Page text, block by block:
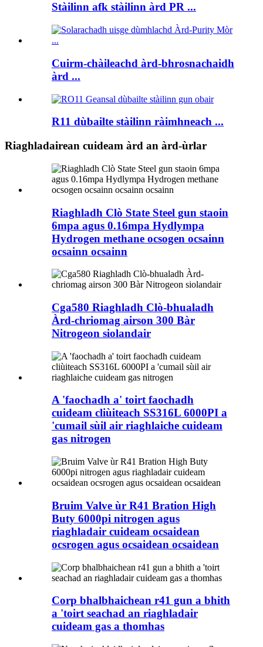
Stàilinn afk stàilinn àrd PR ...
Cuirm-chàileachd àrd-bhrosnachaidh
àrd ...
R11 dùbailte stàilinn ràimhneach ...
Riaghladairean cuideam àrd an àrd-ùrlar
Riaghladh Clò State Steel gun staoin
6mpa agus 0.16mpa Hydlympa
Hydrogen methane ocsogen ocsainn
ocsainn ocsainn
Cga580 Riaghladh Clò-bhualadh
Àrd-chriomag airson 300 Bàr
Nitrogeon siolandair
A 'faochadh a' toirt faochadh
cuideam cliùiteach SS316L 6000PI a
'cumail sùil air riaghlaiche cuideam
gas nitrogen
Bruim Valve ùr R41 Bration High
Buty 6000pi nitrogen agus
riaghladair cuideam ocsaidean
ocsrogen agus ocsaidean ocsaidean
Corp bhalbhaichean r41 gun a bhith
a 'toirt seachad an riaghladair
cuideam gas a thomhas